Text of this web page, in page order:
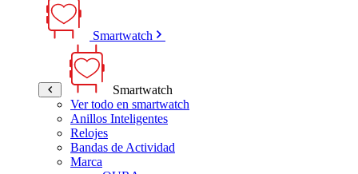
Smartwatch
Smartwatch
Ver todo en smartwatch
Anillos Inteligentes
Relojes
Bandas de Actividad
Marca